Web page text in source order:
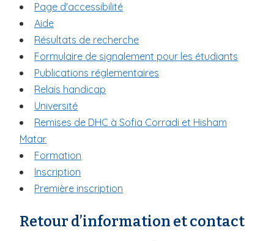
Page d'accessibilité
Aide
Résultats de recherche
Formulaire de signalement pour les étudiants
Publications réglementaires
Relais handicap
Université
Remises de DHC à Sofia Corradi et Hisham
Matar
Formation
Inscription
Première inscription
Retour d’information et contact